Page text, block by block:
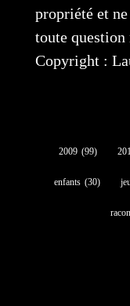
propriété et
toute question
Copyright :
2009 (99)
enfants (30)